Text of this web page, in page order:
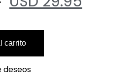
carrito
deseos